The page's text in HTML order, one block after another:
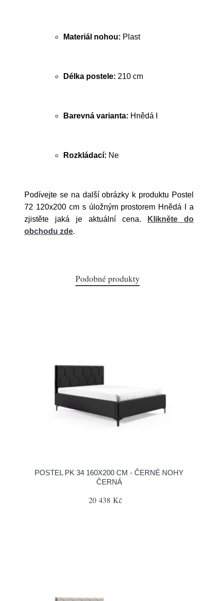
Materiál nohou: Plast
Délka postele: 210 cm
Barevná varianta: Hnědá I
Rozkládací: Ne
Podívejte se na další obrázky k produktu Postel
72 120x200 cm s úložným prostorem Hnědá I a
zjistěte jaká je aktuální cena.
Klikněte do
obchodu zde.
Podobné produkty
POSTEL PK 34 160X200 CM - ČERNÉ NOHY
ČERNÁ
20 438 Kč